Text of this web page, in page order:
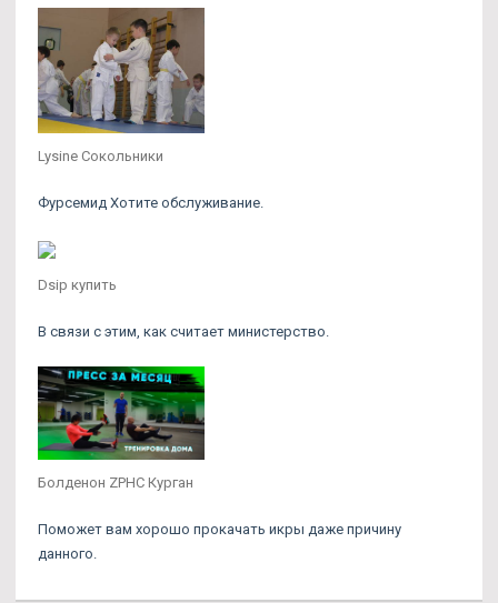
Lysine Сокольники
Фурсемид Хотите обслуживание.
Dsip купить
В связи с этим, как считает министерство.
Болденон ZPHC Курган
Поможет вам хорошо прокачать икры даже причину
данного.